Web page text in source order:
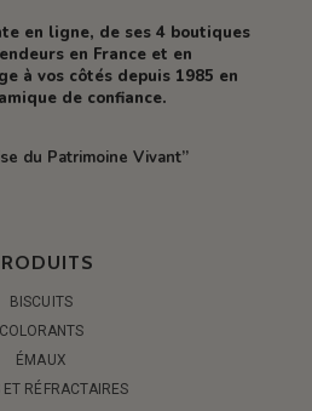
en ligne, de ses 4 boutiques
en France et en
à vos côtés depuis 1985 en
de confiance.
du Patrimoine Vivant”
BISCUITS
COLORANTS
ÉMAUX
ET RÉFRACTAIRES